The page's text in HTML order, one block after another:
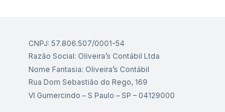
CNPJ: 57.806.507/0001-54
Razão Social: Oliveira’s Contábil Ltda
Nome Fantasia: Oliveira’s Contábil
Rua Dom Sebastião do Rego, 169
Vl Gumercindo – S Paulo – SP – 04129000